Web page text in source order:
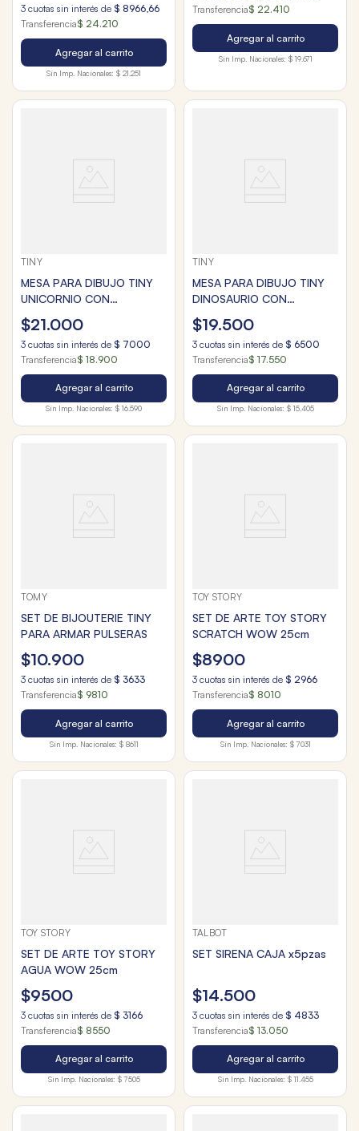
3 cuotas sin interés de $ 8966,66
Transferencia$ 24.210
Agregar al carrito
Sin Imp. Nacionales: $ 21.251
Transferencia$ 22.410
Agregar al carrito
Sin Imp. Nacionales: $ 19.671
TINY
MESA PARA DIBUJO TINY
UNICORNIO CON
PROYECTOR
$21.000
3 cuotas sin interés de $ 7000
Transferencia$ 18.900
Agregar al carrito
Sin Imp. Nacionales: $ 16.590
TINY
MESA PARA DIBUJO TINY
DINOSAURIO CON
PROYECTOR
$19.500
3 cuotas sin interés de $ 6500
Transferencia$ 17.550
Agregar al carrito
Sin Imp. Nacionales: $ 15.405
TOMY
SET DE BIJOUTERIE TINY
PARA ARMAR PULSERAS
$10.900
3 cuotas sin interés de $ 3633
Transferencia$ 9810
Agregar al carrito
Sin Imp. Nacionales: $ 8611
TOY STORY
SET DE ARTE TOY STORY
SCRATCH WOW 25cm
$8900
3 cuotas sin interés de $ 2966
Transferencia$ 8010
Agregar al carrito
Sin Imp. Nacionales: $ 7031
TOY STORY
SET DE ARTE TOY STORY
AGUA WOW 25cm
$9500
3 cuotas sin interés de $ 3166
Transferencia$ 8550
Agregar al carrito
Sin Imp. Nacionales: $ 7505
TALBOT
SET SIRENA CAJA x5pzas
$14.500
3 cuotas sin interés de $ 4833
Transferencia$ 13.050
Agregar al carrito
Sin Imp. Nacionales: $ 11.455